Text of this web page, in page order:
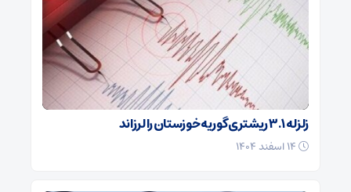
زلزله ۳.۱ ریشتری گوریه خوزستان را لرزاند